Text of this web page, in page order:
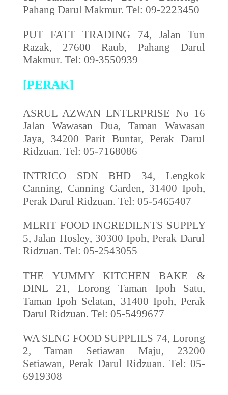
Pahang Darul Makmur. Tel: 09-2223450
PUT FATT TRADING 74, Jalan Tun
Razak, 27600 Raub, Pahang Darul
Makmur. Tel: 09-3550939
[PERAK]
ASRUL AZWAN ENTERPRISE No 16
Jalan Wawasan Dua, Taman Wawasan
Jaya, 34200 Parit Buntar, Perak Darul
Ridzuan. Tel: 05-7168086
INTRICO SDN BHD 34, Lengkok
Canning, Canning Garden, 31400 Ipoh,
Perak Darul Ridzuan. Tel: 05-5465407
MERIT FOOD INGREDIENTS SUPPLY
5, Jalan Hosley, 30300 Ipoh, Perak Darul
Ridzuan. Tel: 05-2543055
THE YUMMY KITCHEN BAKE &
DINE 21, Lorong Taman Ipoh Satu,
Taman Ipoh Selatan, 31400 Ipoh, Perak
Darul Ridzuan. Tel: 05-5499677
WA SENG FOOD SUPPLIES 74, Lorong
2, Taman Setiawan Maju, 23200
Setiawan, Perak Darul Ridzuan. Tel: 05-
6919308